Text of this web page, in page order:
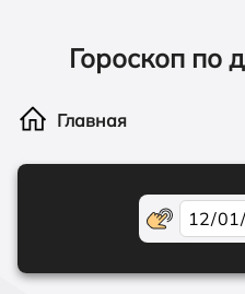
Гороскоп по